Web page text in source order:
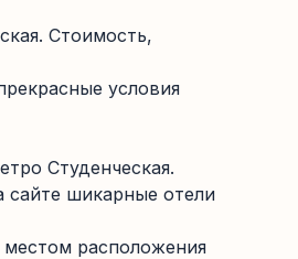
Стоимость,
условия
Студенческая.
сайте шикарные отели
расположения